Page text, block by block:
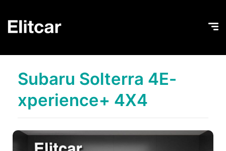
Subaru Solterra 4E-
xperience+ 4X4